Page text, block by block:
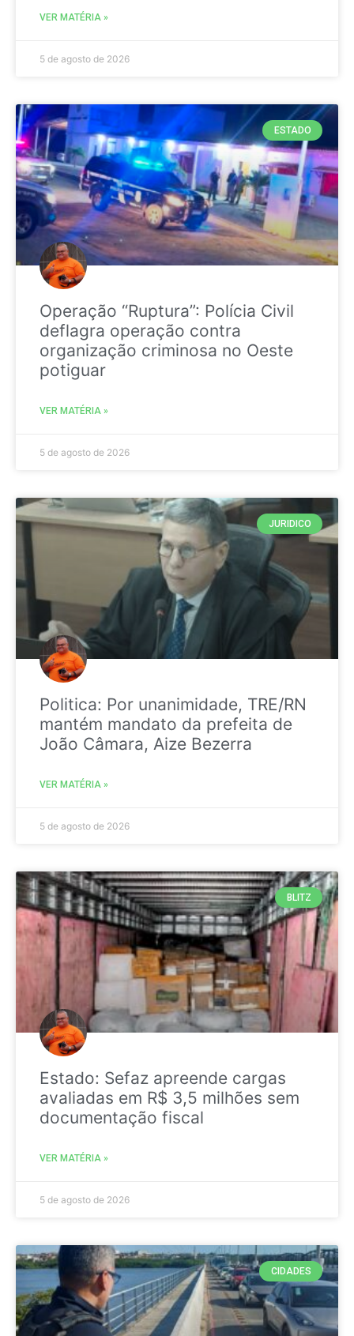
VER MATÉRIA »
5 de agosto de 2026
ESTADO
Operação “Ruptura”: Polícia Civil
deflagra operação contra
organização criminosa no Oeste
potiguar
VER MATÉRIA »
5 de agosto de 2026
JURIDICO
Politica: Por unanimidade, TRE/RN
mantém mandato da prefeita de
João Câmara, Aize Bezerra
VER MATÉRIA »
5 de agosto de 2026
BLITZ
Estado: Sefaz apreende cargas
avaliadas em R$ 3,5 milhões sem
documentação fiscal
VER MATÉRIA »
5 de agosto de 2026
CIDADES